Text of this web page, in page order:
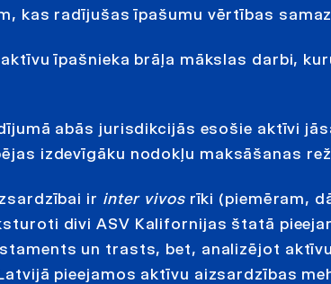
kas radījušas īpašumu vērtības
īpašnieka brāļa mākslas darbi,
abās jurisdikcijās esošie aktīvi
izdevīgāku nodokļu maksāšanas
ir inter vivosrīki (piemēram,
divi ASV Kalifornijas štatā
un trasts, bet, analizējot
pieejamos aktīvu aizsardzības